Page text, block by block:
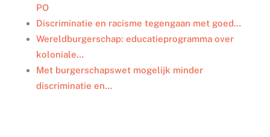
PO
Discriminatie en racisme tegengaan met goed…
Wereldburgerschap: educatieprogramma over
koloniale…
Met burgerschapswet mogelijk minder
discriminatie en…